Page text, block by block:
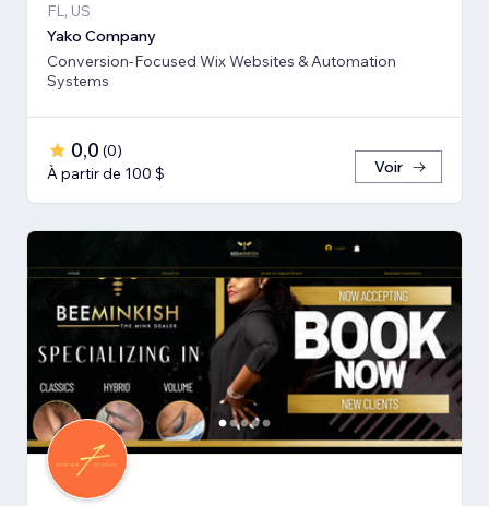
FL, US
Yako Company
Conversion-Focused Wix Websites & Automation
Systems
0,0 (0)
À partir de 100 $
Voir